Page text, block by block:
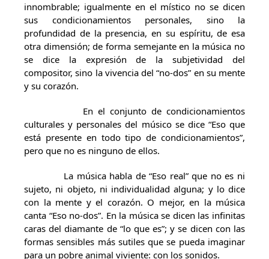
innombrable; igualmente en el místico no se dicen
sus condicionamientos personales, sino la
profundidad de la presencia, en su espíritu, de esa
otra dimensión; de forma semejante en la música no
se dice la expresión de la subjetividad del
compositor, sino la vivencia del “no-dos” en su mente
y su corazón.
En el conjunto de condicionamientos
culturales y personales del músico se dice “Eso que
está presente en todo tipo de condicionamientos”,
pero que no es ninguno de ellos.
La música habla de “Eso real” que no es ni
sujeto, ni objeto, ni individualidad alguna; y lo dice
con la mente y el corazón. O mejor, en la música
canta “Eso no-dos”. En la música se dicen las infinitas
caras del diamante de “lo que es”; y se dicen con las
formas sensibles más sutiles que se pueda imaginar
para un pobre animal viviente: con los sonidos.